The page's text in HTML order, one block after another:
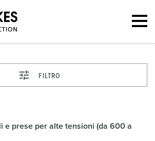
FILTRO
e prese per alte tensioni (da 600 a